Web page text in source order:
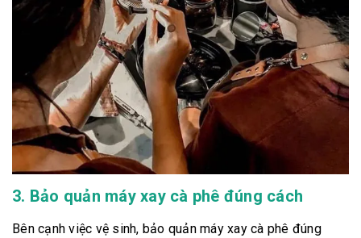
3. Bảo quản máy xay cà phê đúng cách
Bên cạnh việc vệ sinh, bảo quản máy xay cà phê đúng